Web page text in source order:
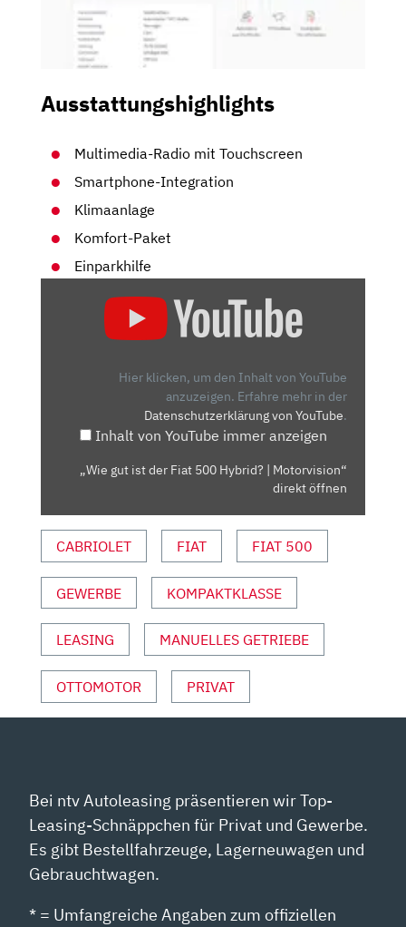
Ausstattungshighlights
Multimedia-Radio mit Touchscreen
Smartphone-Integration
Klimaanlage
Komfort-Paket
Einparkhilfe
MOTORVISION“
ANZEIGEN
Hier klicken, um den Inhalt von YouTube
anzuzeigen. Erfahre mehr in der
Datenschutzerklärung von YouTube.
Inhalt von YouTube immer anzeigen
„Wie gut ist der Fiat 500 Hybrid? | Motorvision“
direkt öffnen
CABRIOLET FIAT FIAT 500
GEWERBE KOMPAKTKLASSE
LEASING MANUELLES GETRIEBE
OTTOMOTOR PRIVAT
Bei ntv Autoleasing präsentieren wir Top-
Leasing-Schnäppchen für Privat und Gewerbe.
Es gibt Bestellfahrzeuge, Lagerneuwagen und
Gebrauchtwagen.
* = Umfangreiche Angaben zum offiziellen